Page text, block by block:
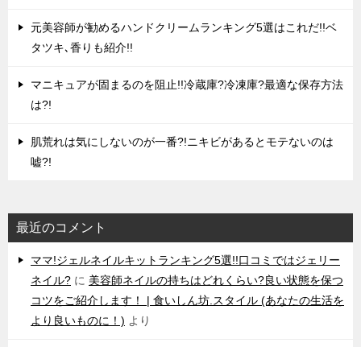
元美容師が勧めるハンドクリームランキング5選はこれだ!!ベ
タツキ､香りも紹介!!
マニキュアが固まるのを阻止!!冷蔵庫?冷凍庫?最適な保存方法
は?!
肌荒れは気にしないのが一番?!ニキビがあるとモテないのは
嘘?!
最近のコメント
ママ!ジェルネイルキットランキング5選!!口コミではジェリー
ネイル? に 美容師ネイルの持ちはどれくらい?良い状態を保つ
コツをご紹介します！ | 食いしん坊.スタイル (あなたの生活を
より良いものに！) より